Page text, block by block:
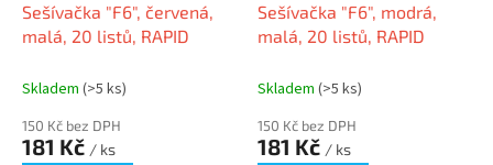
Sešívačka "F6", červená,
malá, 20 listů, RAPID
Skladem (>5 ks)
150 Kč bez DPH
181 Kč / ks
Sešívačka "F6", modrá,
malá, 20 listů, RAPID
Skladem (>5 ks)
150 Kč bez DPH
181 Kč / ks